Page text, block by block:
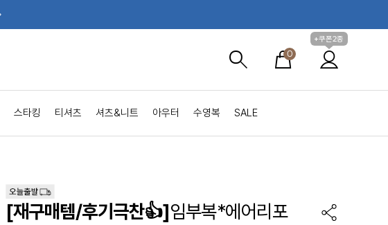
0
+쿠폰2종
스타킹 티셔츠 셔츠&니트 아우터 수영복 SALE
[재구매템/후기극찬👍]임부복*에어리포